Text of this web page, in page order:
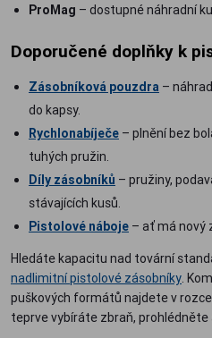
ProMag – dostupné náhradní
Doporučené doplňky k
Zásobníková pouzdra –
do kapsy.
Rychlonabíječe – plnění bez
tuhých pružin.
Díly zásobníků – pružiny,
stávajících kusů.
Pistolové náboje – ať má nový
Hledáte kapacitu nad tovární
nadlimitní pistolové zásobníky.
puškových formátů najdete v
teprve vybíráte zbraň, prohlédněte